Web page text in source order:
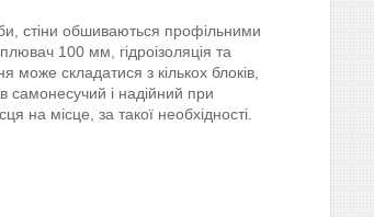
стіни обшиваються профільними
100 мм, гідроізоляція та
складатися з кількох блоків,
самонесучий і надійний при
на місце, за такої необхідності.